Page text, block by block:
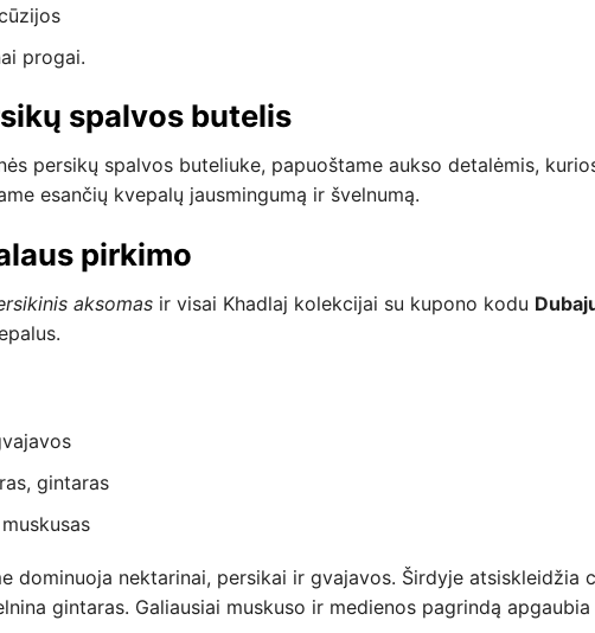
progai.
spalvos butelis
persikų spalvos buteliuke, papuoštame aukso detalėmis,
esančių kvepalų jausmingumą ir švelnumą.
pirkimo
aksomas ir visai Khadlaj kolekcijai su kupono kodu
gintaras
dominuoja nektarinai, persikai ir gvajavos. Širdyje atsiskleidžia
gintaras. Galiausiai muskuso ir medienos pagrindą